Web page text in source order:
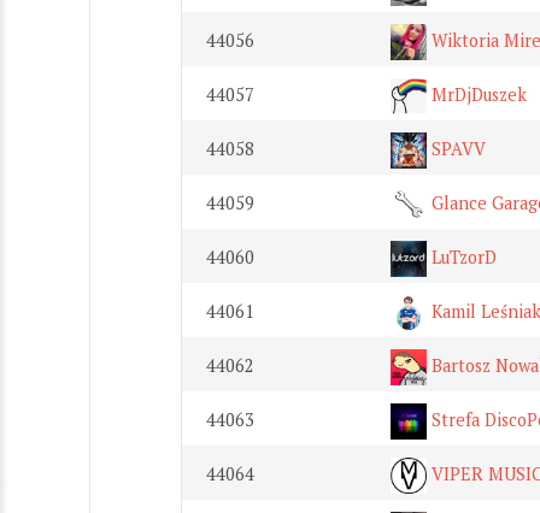
44056 Wiktoria
44057 MrDjDuszek
44058 SPAVV
44059 Glance
44060 LuTzorD
44061 Kamil Leśniak
44062 Bartosz
44063 Strefa
44064 VIPER